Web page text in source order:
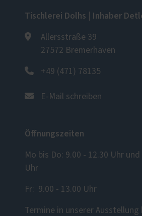
Tischlerei Dolhs | Inhaber
Allersstraße 39
27572 Bremerhaven
+49 (471) 78135
E-Mail schreiben
Öffnungszeiten
Mo bis Do: 9.00 - 12.30 Uhr
Uhr
Fr: 9.00 - 13.00 Uhr
Termine in unserer